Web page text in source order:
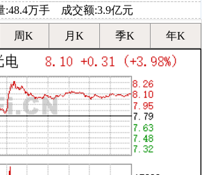
:48.4万手 成交额:3.9亿元
周K 月K 季K 年K